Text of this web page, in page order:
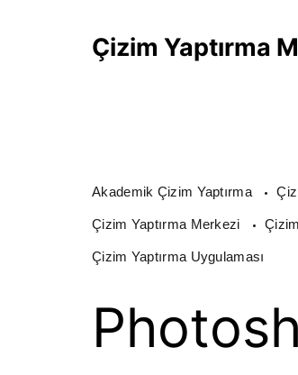
Çizim Yaptırma
Akademik Çizim Yaptırma
Çizim Yaptırma Merkezi
Çizim Yaptırma Uygulaması